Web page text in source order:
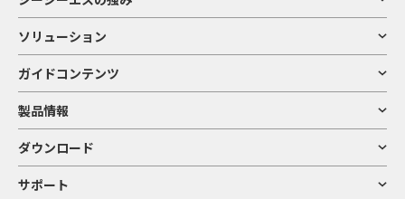
ソリューション
ガイドコンテンツ
製品情報
ダウンロード
サポート